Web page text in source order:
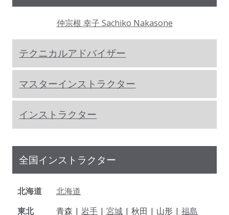
仲宗根 幸子 Sachiko Nakasone
テクニカルアドバイザー
マスターインストラクター
インストラクター
全国インストラクター
北海道
北海道
東北
青森 | 岩手 | 宮城 | 秋田 | 山形 | 福島